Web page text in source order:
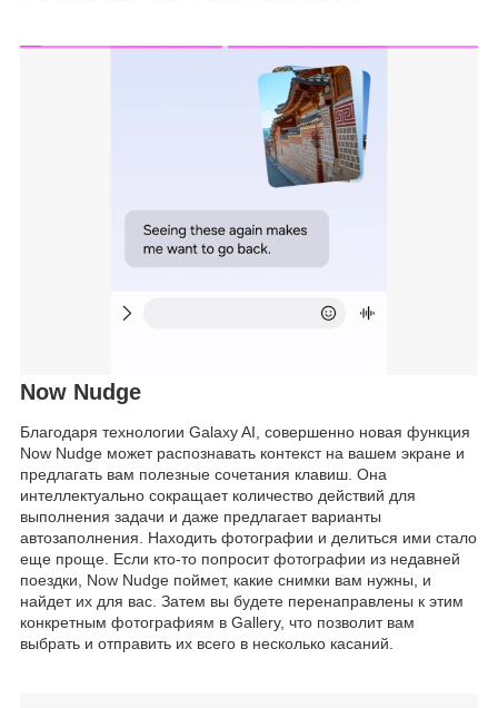
Now Nudge
Благодаря технологии Galaxy AI, совершенно новая функция
Now Nudge может распознавать контекст на вашем экране и
предлагать вам полезные сочетания клавиш. Она
интеллектуально сокращает количество действий для
выполнения задачи и даже предлагает варианты
автозаполнения. Находить фотографии и делиться ими стало
еще проще. Если кто-то попросит фотографии из недавней
поездки, Now Nudge поймет, какие снимки вам нужны, и
найдет их для вас. Затем вы будете перенаправлены к этим
конкретным фотографиям в Gallery, что позволит вам
выбрать и отправить их всего в несколько касаний.